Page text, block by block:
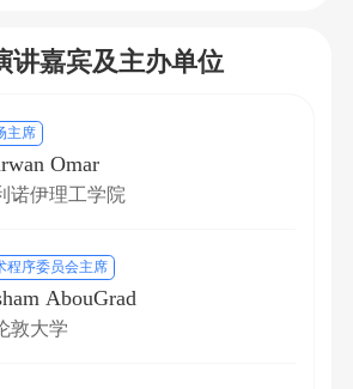
讲嘉宾及主办单位
主席
Omar
诺伊理工学院
程序委员会主席
AbouGrad
敦大学